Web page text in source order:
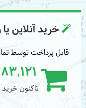
خرید آنلاین یا
قابل پرداخت توسط
تاکنون خرید